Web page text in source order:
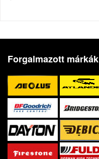
Forgalmazott márkák